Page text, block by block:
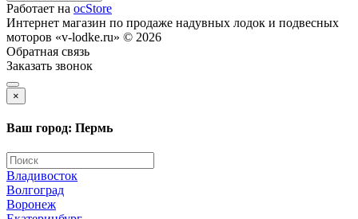
Работает на ocStore
Интернет магазин по продаже надувных лодок и подвесных
моторов «v-lodke.ru» © 2026
Обратная связь
Заказать звонок
×
Ваш город: Пермь
Владивосток
Волгоград
Воронеж